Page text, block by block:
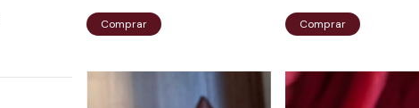
Comprar Comprar